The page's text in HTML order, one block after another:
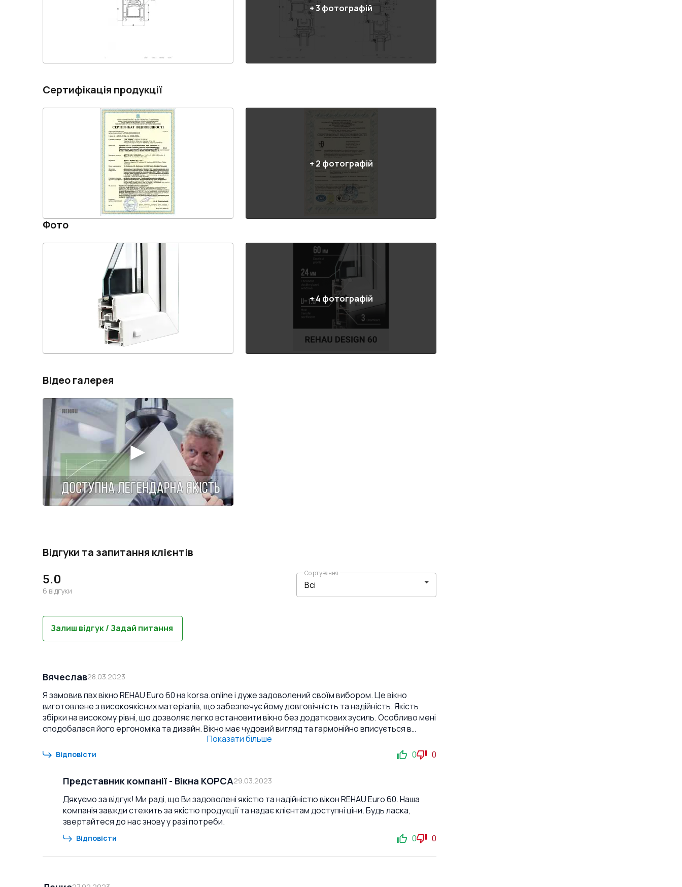
+3 фотографій
Сертифікація продукції
+2 фотографій
Фото
+4 фотографій
Відео галерея
Відгуки та запитання клієнтів
5.0
6 відгуки
Сортування
Залиш відгук / Задай питання
Вячеслав28.03.2023
Я замовив пвх вікно REHAU Euro 60 на korsa.online і дуже задоволений своїм вибором. Це вікно
виготовлене з високоякісних матеріалів, що забезпечує йому довговічність та надійність. Якість
збірки на високому рівні, що дозволяє легко встановити вікно без додаткових зусиль. Особливо мені
сподобалася його ергономіка та дизайн. Вікно має чудовий вигляд та гармонійно вписується в
інтер'єр будинку. Крім того, воно добре зберігає тепло та зменшує шум з вулиці. Я рекомендую це
вікно всім, хто шукає якісний та надійний продукт за доступною ціною. Я впевнений, що ви будете
задоволені своїм вибором, як і я.
Показати більше
Відповісти 0 0
Представник компанії - Вікна КОРСА29.03.2023
Дякуємо за відгук! Ми раді, що Ви задоволені якістю та надійністю вікон REHAU Euro 60. Наша
компанія завжди стежить за якістю продукції та надає клієнтам доступні ціни. Будь ласка,
звертайтеся до нас знову у разі потреби.
Відповісти 0 0